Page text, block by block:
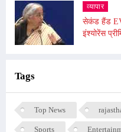
व्यापार
सेकंड हैंड
इंश्योरेंस
Tags
Top News
Sports